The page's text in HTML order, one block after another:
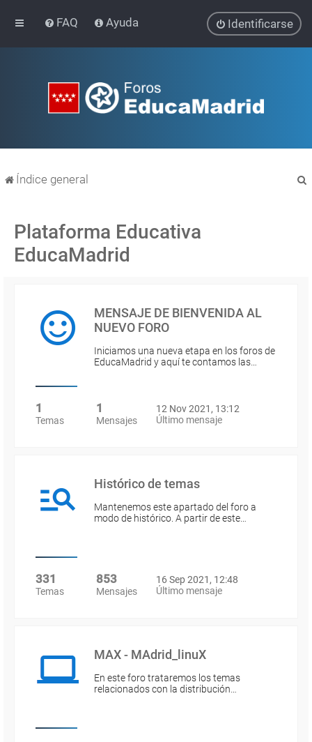
FAQ Ayuda Identificarse
Índice general
Plataforma Educativa
EducaMadrid
MENSAJE DE BIENVENIDA AL
NUEVO FORO
Iniciamos una nueva etapa en los foros de
EducaMadrid y aquí te contamos las…
1
Temas
1
Mensajes
12 Nov 2021, 13:12
Último mensaje
Histórico de temas
Mantenemos este apartado del foro a
modo de histórico. A partir de este…
331
Temas
853
Mensajes
16 Sep 2021, 12:48
Último mensaje
MAX - MAdrid_linuX
En este foro trataremos los temas
relacionados con la distribución…